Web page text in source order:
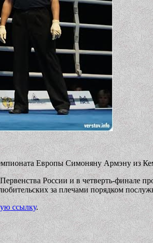
Европы Симоняну Армэну из
России и в четверть-финале
за плечами порядком
ссылку.